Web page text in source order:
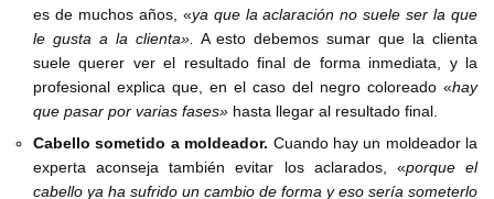
es de muchos años, «ya que la aclaración no suele ser la que
le gusta a la clienta».
A esto debemos sumar que la clienta
suele querer ver el resultado final de forma inmediata, y la
profesional explica que, en el caso del negro coloreado «hay
que pasar por varias fases» hasta llegar al resultado final.
Cabello sometido a moldeador. Cuando hay un moldeador la
experta aconseja también evitar los aclarados, «porque el
cabello ya ha sufrido un cambio de forma y eso sería someterlo